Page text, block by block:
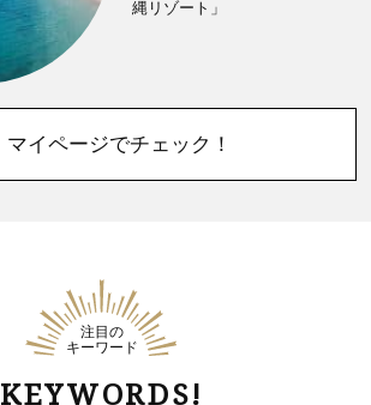
縄リゾート」
マイページでチェック！
注目の
キーワード
KEYWORDS!